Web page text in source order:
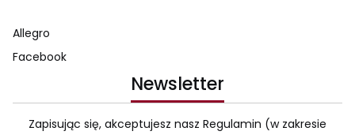
Allegro
Facebook
Newsletter
Zapisując się, akceptujesz nasz Regulamin (w zakresie